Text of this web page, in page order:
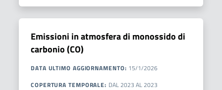
Emissioni in atmosfera di monossido di
carbonio (CO)
DATA ULTIMO AGGIORNAMENTO: 15/1/2026
COPERTURA TEMPORALE: DAL 2023 AL 2023